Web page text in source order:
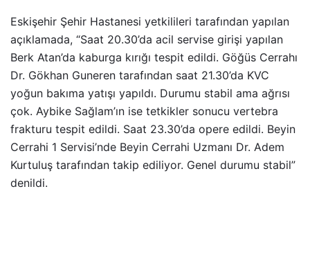
Eskişehir Şehir Hastanesi yetkilileri tarafından yapılan
açıklamada, “Saat 20.30’da acil servise girişi yapılan
Berk Atan’da kaburga kırığı tespit edildi. Göğüs Cerrahı
Dr. Gökhan Guneren tarafından saat 21.30’da KVC
yoğun bakıma yatışı yapıldı. Durumu stabil ama ağrısı
çok. Aybike Sağlam’ın ise tetkikler sonucu vertebra
frakturu tespit edildi. Saat 23.30’da opere edildi. Beyin
Cerrahi 1 Servisi’nde Beyin Cerrahi Uzmanı Dr. Adem
Kurtuluş tarafından takip ediliyor. Genel durumu stabil”
denildi.